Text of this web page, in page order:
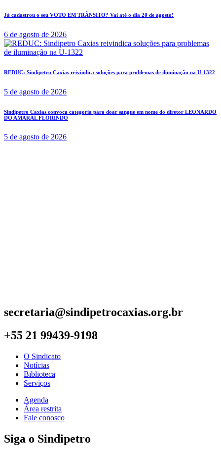
Já cadastrou o seu VOTO EM TRÂNSITO? Vai até o dia 20 de agosto!
6 de agosto de 2026
REDUC: Sindipetro Caxias reivindica soluções para problemas de iluminação na U-1322
5 de agosto de 2026
Sindipetro Caxias convoca categoria para doar sangue em nome do diretor LEONARDO
DO AMARAL FLORINDO
5 de agosto de 2026
secretaria@sindipetrocaxias.org.br
+55 21 99439-9198
O Sindicato
Notícias
Biblioteca
Serviços
Agenda
Área restrita
Fale conosco
Siga o Sindipetro